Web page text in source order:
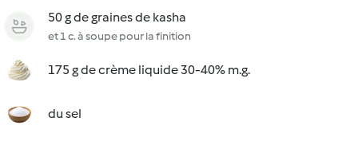
50 g de graines de kasha
et 1 c. à soupe pour la finition
175 g de crème liquide 30-40% m.g.
du sel